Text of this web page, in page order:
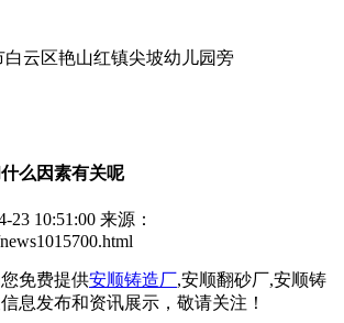
云区艳山红镇尖坡幼儿园旁
么因素有关呢
23 10:51:00 来源：
免费提供安顺铸造厂,安顺翻砂厂,安顺铸
息发布和资讯展示，敬请关注！